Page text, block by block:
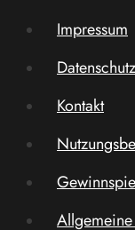
Impressum
Kontakt